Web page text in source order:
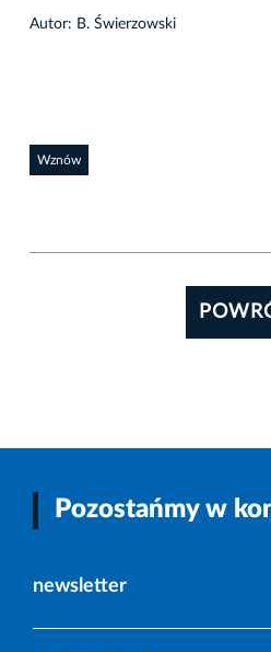
Autor: B. Świerzowski
Wznów
Pozostańmy w
newsletter